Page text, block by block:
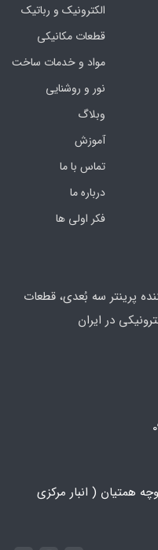
الکترونیک و رباتیک
قطعات مکانیکی
مواد و خدمات ساخت
نور و روشنایی
وبلاگ
آموزش
تماس با ما
درباره ما
فکر اولی ها
پرینتر سه بُعدی، قطعات
در ایران
همتیان ( انبار مرکزی